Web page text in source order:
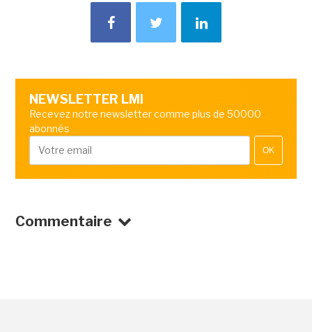
NEWSLETTER LMI
Recevez notre newsletter comme plus de 50000
abonnés
OK
Commentaire